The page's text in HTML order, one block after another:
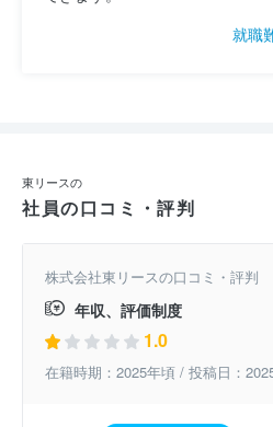
就職
東リースの
社員の口コミ・評判
株式会社東リースの口コミ・評判
年収、評価制度
1.0
在籍時期：2025年頃 / 投稿日：